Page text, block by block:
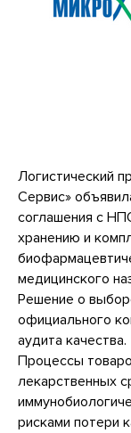
Логистический
Сервис»
соглашения с
хранению и
медицинского
Решение о
официального
аудита качества.
Процессы
лекарственных
рисками потери